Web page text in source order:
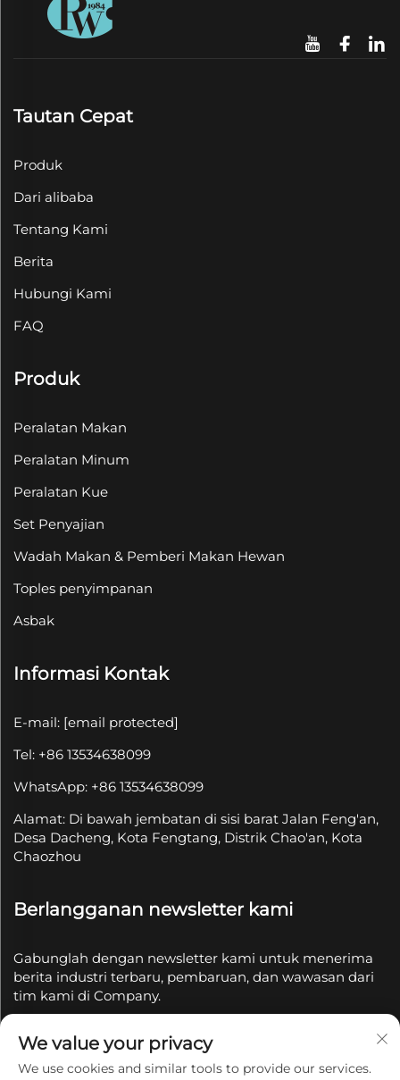
Tautan Cepat
Produk
Dari alibaba
Tentang Kami
Berita
Hubungi Kami
FAQ
Produk
Peralatan Makan
Peralatan Minum
Peralatan Kue
Set Penyajian
Wadah Makan & Pemberi Makan Hewan
Toples penyimpanan
Asbak
Informasi Kontak
E-mail: [email protected]
Tel: +86 13534638099
WhatsApp: +86 13534638099
Alamat: Di bawah jembatan di sisi barat Jalan Feng'an,
Desa Dacheng, Kota Fengtang, Distrik Chao'an, Kota
Chaozhou
Berlangganan newsletter kami
Gabunglah dengan newsletter kami untuk menerima
berita industri terbaru, pembaruan, dan wawasan dari
tim kami di Company.
We value your privacy
We use cookies and similar tools to provide our services.